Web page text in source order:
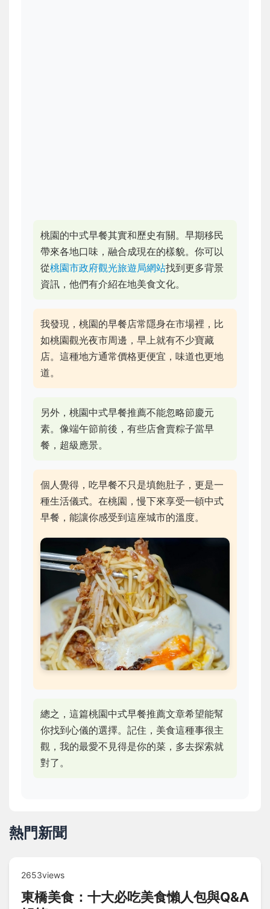
桃園的中式早餐其實和歷史有關。早期移民
帶來各地口味，融合成現在的樣貌。你可以
從桃園市政府觀光旅遊局網站找到更多背景
資訊，他們有介紹在地美食文化。
我發現，桃園的早餐店常隱身在市場裡，比
如桃園觀光夜市周邊，早上就有不少寶藏
店。這種地方通常價格更便宜，味道也更地
道。
另外，桃園中式早餐推薦不能忽略節慶元
素。像端午節前後，有些店會賣粽子當早
餐，超級應景。
個人覺得，吃早餐不只是填飽肚子，更是一
種生活儀式。在桃園，慢下來享受一頓中式
早餐，能讓你感受到這座城市的溫度。
總之，這篇桃園中式早餐推薦文章希望能幫
你找到心儀的選擇。記住，美食這種事很主
觀，我的最愛不見得是你的菜，多去探索就
對了。
熱門新聞
2653views
東橋美食：十大必吃美食懶人包與Q&A